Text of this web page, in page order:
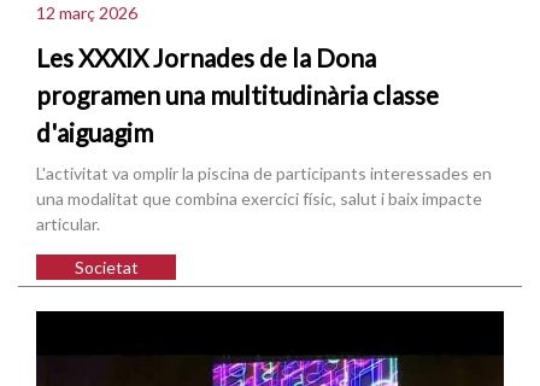
12 març 2026
Les XXXIX Jornades de la Dona
programen una multitudinària classe
d'aiguagim
L'activitat va omplir la piscina de participants interessades en
una modalitat que combina exercici físic, salut i baix impacte
articular.
Societat